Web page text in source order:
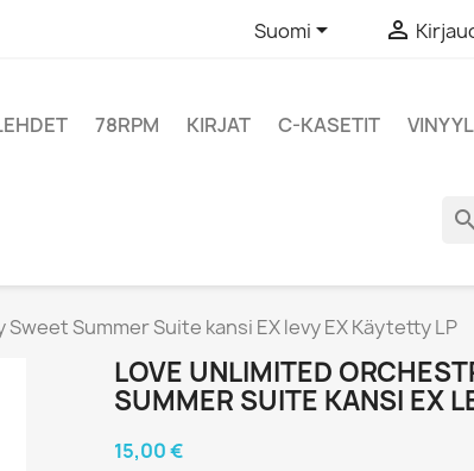
Suomi 
78RPM KIRJAT C-KASETIT
search
Summer Suite kansi EX levy EX Käytetty LP
LOVE UNLIMITED
SUMMER SUITE KANSI EX
15,00 €